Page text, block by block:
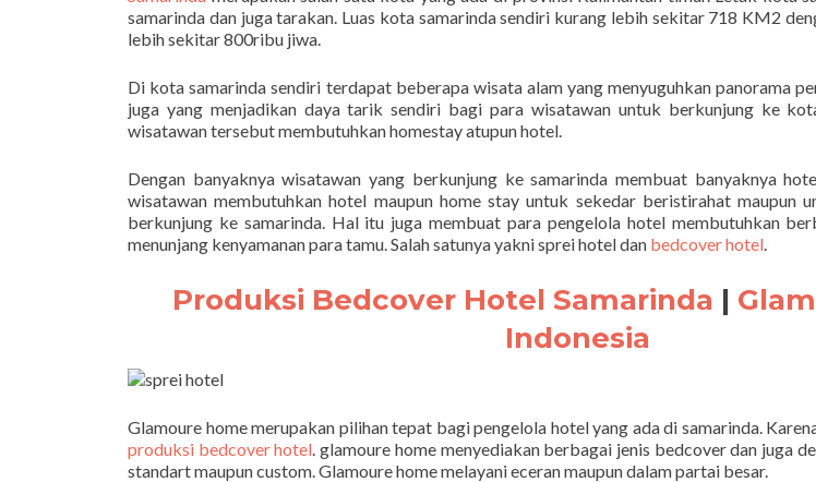
samarinda dan juga tarakan. Luas kota samarinda sendiri kurang lebih sekitar 718 KM2
lebih sekitar 800ribu jiwa.
Di kota samarinda sendiri terdapat beberapa wisata alam yang menyuguhkan panorama
juga yang menjadikan daya tarik sendiri bagi para wisatawan untuk berkunjung ke
wisatawan tersebut membutuhkan homestay atupun hotel.
Dengan banyaknya wisatawan yang berkunjung ke samarinda membuat banyaknya
wisatawan membutuhkan hotel maupun home stay untuk sekedar beristirahat maupun
berkunjung ke samarinda. Hal itu juga membuat para pengelola hotel membutuhkan
menunjang kenyamanan para tamu. Salah satunya yakni sprei hotel dan bedcover hotel.
Produksi Bedcover Hotel Samarinda |
Indonesia
Glamoure home merupakan pilihan tepat bagi pengelola hotel yang ada di samarinda.
produksi bedcover hotel. glamoure home menyediakan berbagai jenis bedcover dan juga
standart maupun custom. Glamoure home melayani eceran maupun dalam partai besar.